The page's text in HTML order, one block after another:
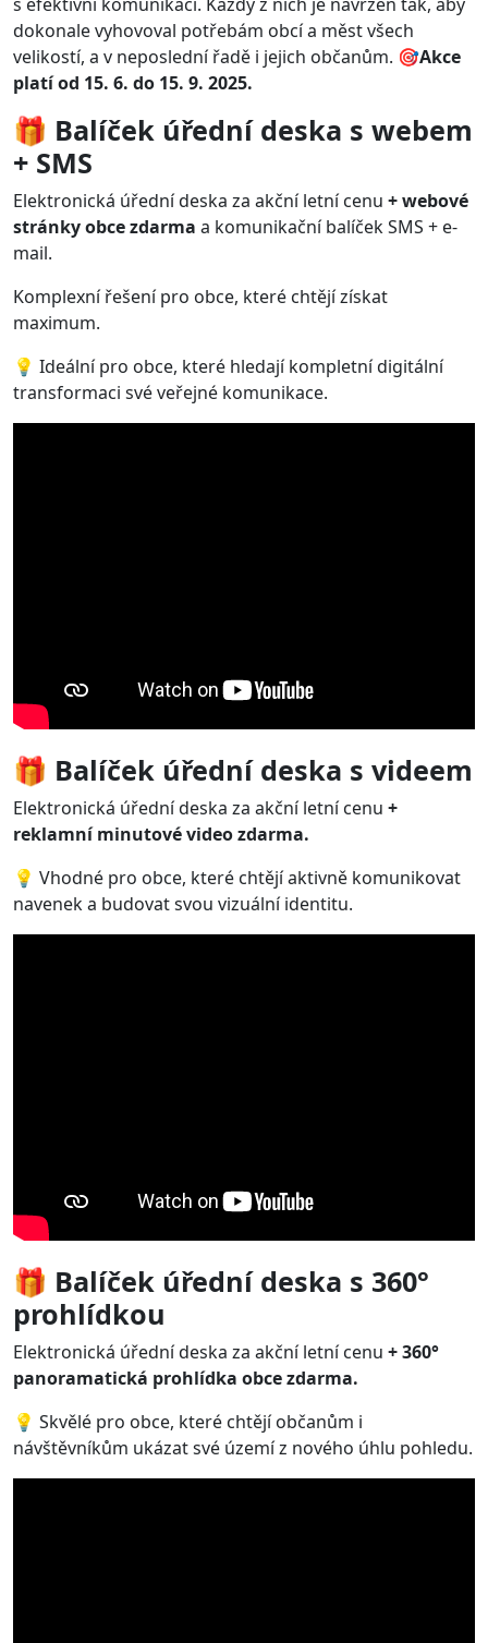
s efektivní komunikací. Každý z nich je navržen tak, aby
dokonale vyhovoval potřebám obcí a měst všech
velikostí, a v neposlední řadě i jejich občanům. 🎯Akce
platí od 15. 6. do 15. 9. 2025.
🎁 Balíček úřední deska s webem
+ SMS
Elektronická úřední deska za akční letní cenu + webové
stránky obce zdarma a komunikační balíček SMS + e-
mail.
Komplexní řešení pro obce, které chtějí získat
maximum.
💡 Ideální pro obce, které hledají kompletní digitální
transformaci své veřejné komunikace.
🎁 Balíček úřední deska s videem
Elektronická úřední deska za akční letní cenu +
reklamní minutové video zdarma.
💡 Vhodné pro obce, které chtějí aktivně komunikovat
navenek a budovat svou vizuální identitu.
🎁 Balíček úřední deska s 360°
prohlídkou
Elektronická úřední deska za akční letní cenu + 360°
panoramatická prohlídka obce zdarma.
💡 Skvělé pro obce, které chtějí občanům i
návštěvníkům ukázat své území z nového úhlu pohledu.